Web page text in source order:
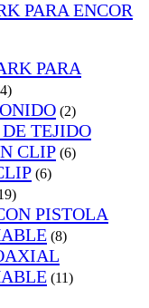
PARA ENCOR
PARA
(2)
TEJIDO
CLIP (6)
(6)
PISTOLA
(8)
(11)